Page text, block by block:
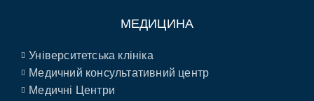
МЕДИЦИНА
Університетська клініка
Медичний консультативний центр
Медичні Центри